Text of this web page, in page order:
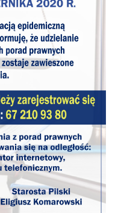
naszymi partnerami
te działają w charakterze
treści w postaci
społecznościowych.